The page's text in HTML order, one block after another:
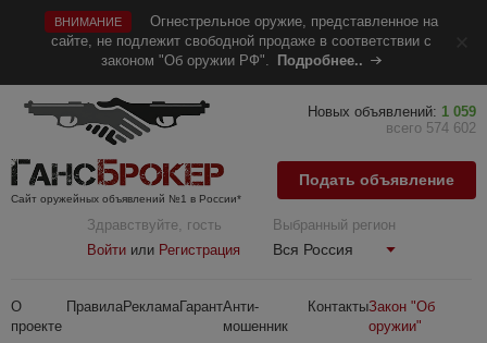
ВНИМАНИЕ
Огнестрельное оружие, представленное на
сайте, не подлежит свободной продаже в соответствии с
законом "Об оружии РФ".
Подробнее..
Сайт оружейных объявлений №1 в России*
Здравствуйте, гость
Войти или Регистрация
Выбранный регион
Вся Россия
О
проекте
ПравилаРекламаГарантАнти-
мошенник
КонтактыЗакон "Об
оружии"
Новых объявлений: 1 059
всего 574 602
Подать объявление